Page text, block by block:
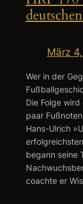
März
Wer in der
Die Folge
paar
Hans-Ulrich
begann seine
coachte er